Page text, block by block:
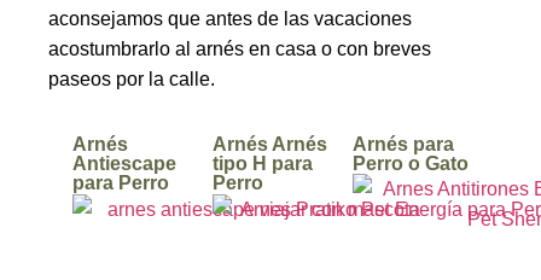
aconsejamos que antes de las vacaciones
acostumbrarlo al arnés en casa o con breves
paseos por la calle.
Arnés
Antiescape
para Perro
Arnés Arnés
tipo H para
Perro
Arnés para
Perro o Gato